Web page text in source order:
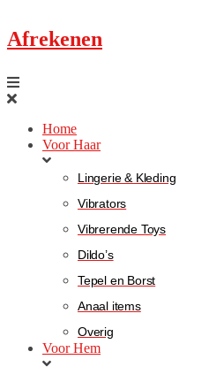
Afrekenen
Home
Voor Haar
Lingerie & Kleding
Vibrators
Vibrerende Toys
Dildo’s
Tepel en Borst
Anaal items
Overig
Voor Hem